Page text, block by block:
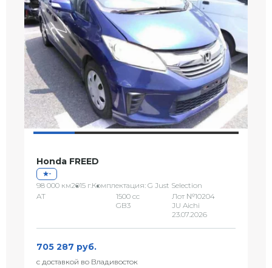
Honda FREED
-
98 000 км2015 г.Комплектация: G Just Selection
AT
1500 сс
GB3
Лот №10204
JU Aichi
23.07.2026
705 287 руб.
с доставкой во Владивосток